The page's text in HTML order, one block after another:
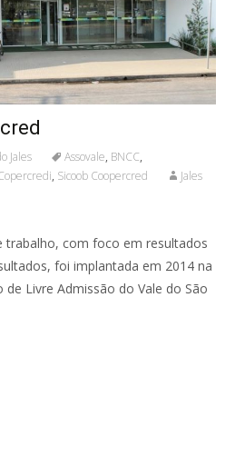
Jales Assovale, BNCC,
, Sicoob Coopercred
Jales
trabalho, com foco em resultados
foi implantada em 2014 na
de Livre Admissão do Vale do São